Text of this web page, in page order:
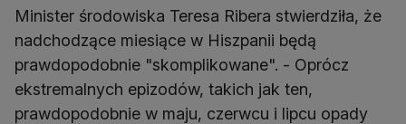
Minister środowiska Teresa Ribera stwierdziła, że
nadchodzące miesiące w Hiszpanii będą
prawdopodobnie "skomplikowane". - Oprócz
ekstremalnych epizodów, takich jak ten,
prawdopodobnie w maju, czerwcu i lipcu opady